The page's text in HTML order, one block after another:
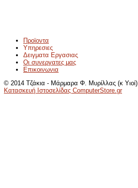
Προϊοντα
Υπηρεσιες
Δειγματα Εργασιας
Οι συνεργατες μας
Επικοινωνια
© 2014 Τζάκια - Μάρμαρα Φ. Μυρίλλας (κ Υιοί)
Κατασκευή Ιστοσελίδας ComputerStore.gr